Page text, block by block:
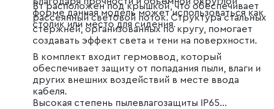
форме данная модель может использоваться как
столик или место для сидения.
Вт расположен под крышкой, что обеспечивает
рассеянный световой поток. Структура стальных
стержней, организованных по кругу, помогает
создавать эффект света и тени на поверхности.
В комплект входит гермоввод, который
обеспечивает защиту от попадания пыли, влаги и
других внешних воздействий в месте ввода
кабеля.
Высокая степень пылевлагозащиты IP65